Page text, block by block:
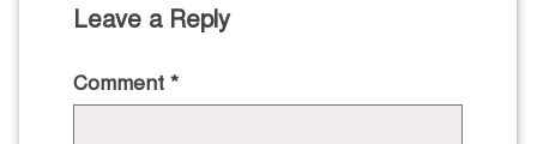
Leave a Reply
Comment *